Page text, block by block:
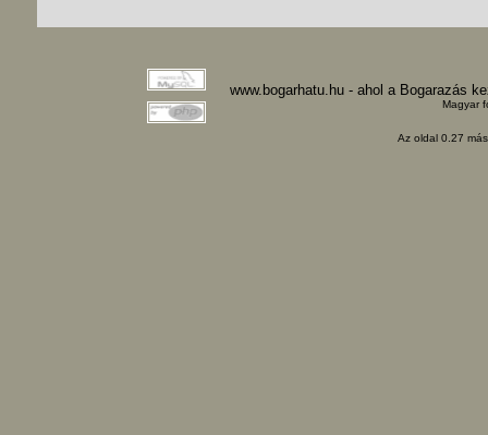
www.bogarhatu.hu - ahol a Bogarazás
Magyar
Az oldal 0.27